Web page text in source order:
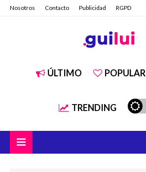
Nosotros Contacto Publicidad RGPD
ÚLTIMO POPULAR
TRENDING